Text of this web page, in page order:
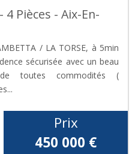
Pièces - Aix-En-
/ LA TORSE, à 5min
sécurisée avec un beau
toutes commodités (
Prix
450 000 €